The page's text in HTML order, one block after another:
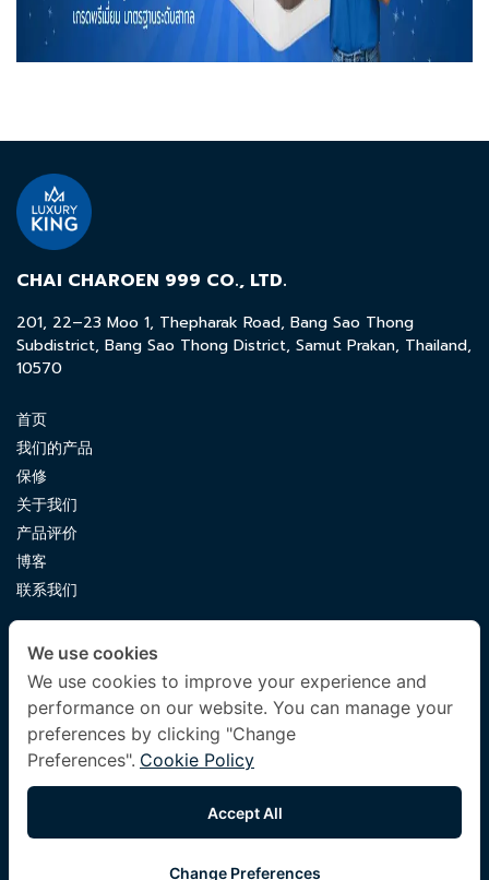
CHAI CHAROEN 999 CO., LTD.
201, 22–23 Moo 1, Thepharak Road, Bang Sao Thong
Subdistrict, Bang Sao Thong District, Samut Prakan, Thailand,
10570
首页
我们的产品
保修
关于我们
产品评价
博客
联系我们
luxuryking.mattress@gmail.com
082 419 9871
FOLLOW US
We use cookies
We use cookies to improve your experience and
performance on our website. You can manage your
preferences by clicking "Change
Preferences". Cookie Policy
Accept All
Change Preferences